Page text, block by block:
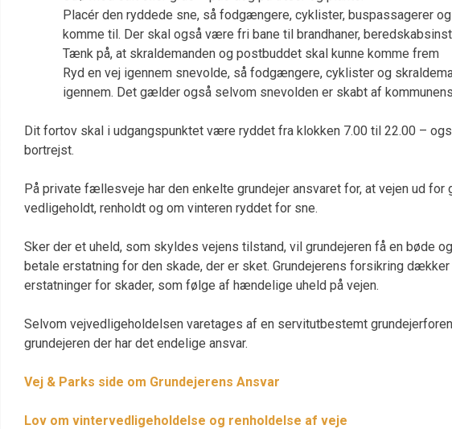
Placér den ryddede sne, så fodgængere, cyklister, buspassagerer og
komme til. Der skal også være fri bane til brandhaner,
Tænk på, at skraldemanden og postbuddet skal kunne komme frem
Ryd en vej igennem snevolde, så fodgængere, cyklister og
igennem. Det gælder også selvom snevolden er skabt af
Dit fortov skal i udgangspunktet være ryddet fra klokken 7.00 til 22.00 –
bortrejst.
På private fællesveje har den enkelte grundejer ansvaret for, at vejen ud for
vedligeholdt, renholdt og om vinteren ryddet for sne.
Sker der et uheld, som skyldes vejens tilstand, vil grundejeren få en bøde
betale erstatning for den skade, der er sket. Grundejerens forsikring dækker
erstatninger for skader, som følge af hændelige uheld på vejen.
Selvom vejvedligeholdelsen varetages af en servitutbestemt
grundejeren der har det endelige ansvar.
Vej & Parks side om Grundejerens Ansvar
Lov om vintervedligeholdelse og renholdelse af veje